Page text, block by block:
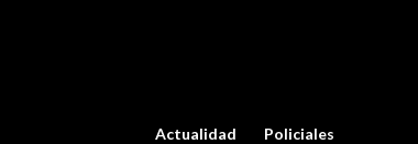
Actualidad Policiales